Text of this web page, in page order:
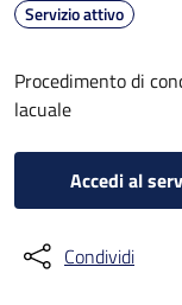
Servizio attivo
Procedimento di
lacuale
Accedi al
Condividi